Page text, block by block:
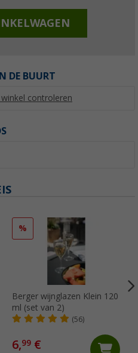
DE BUURT
controleren
%
Berger wijnglazen Klein 120
ml (set van 2)
(56)
6,99€